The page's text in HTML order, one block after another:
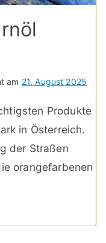
am 21. August 2025
Produkte
in Österreich.
der Straßen
orangefarbenen